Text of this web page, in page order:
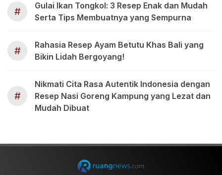
#
Gulai Ikan Tongkol: 3 Resep Enak dan Mudah
Serta Tips Membuatnya yang Sempurna
#
Rahasia Resep Ayam Betutu Khas Bali yang
Bikin Lidah Bergoyang!
#
Nikmati Cita Rasa Autentik Indonesia dengan
Resep Nasi Goreng Kampung yang Lezat dan
Mudah Dibuat